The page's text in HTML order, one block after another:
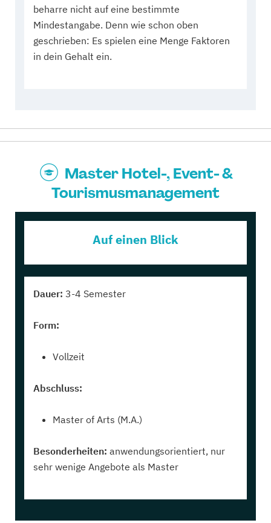
beharre nicht auf eine bestimmte
Mindestangabe. Denn wie schon oben
geschrieben: Es spielen eine Menge Faktoren
in dein Gehalt ein.
Master Hotel-, Event- &
Tourismusmanagement
Auf einen Blick
Dauer: 3-4 Semester
Form:
Vollzeit
Abschluss:
Master of Arts (M.A.)
Besonderheiten: anwendungsorientiert, nur
sehr wenige Angebote als Master